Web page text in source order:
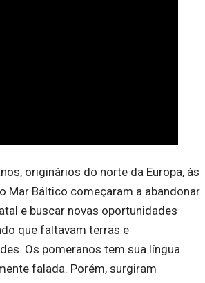
originários do norte da Europa, às
Mar Báltico começaram a abandonar
e buscar novas oportunidades
que faltavam terras e
Os pomeranos tem sua língua
falada. Porém, surgiram